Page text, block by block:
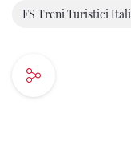
FS Treni Turistici